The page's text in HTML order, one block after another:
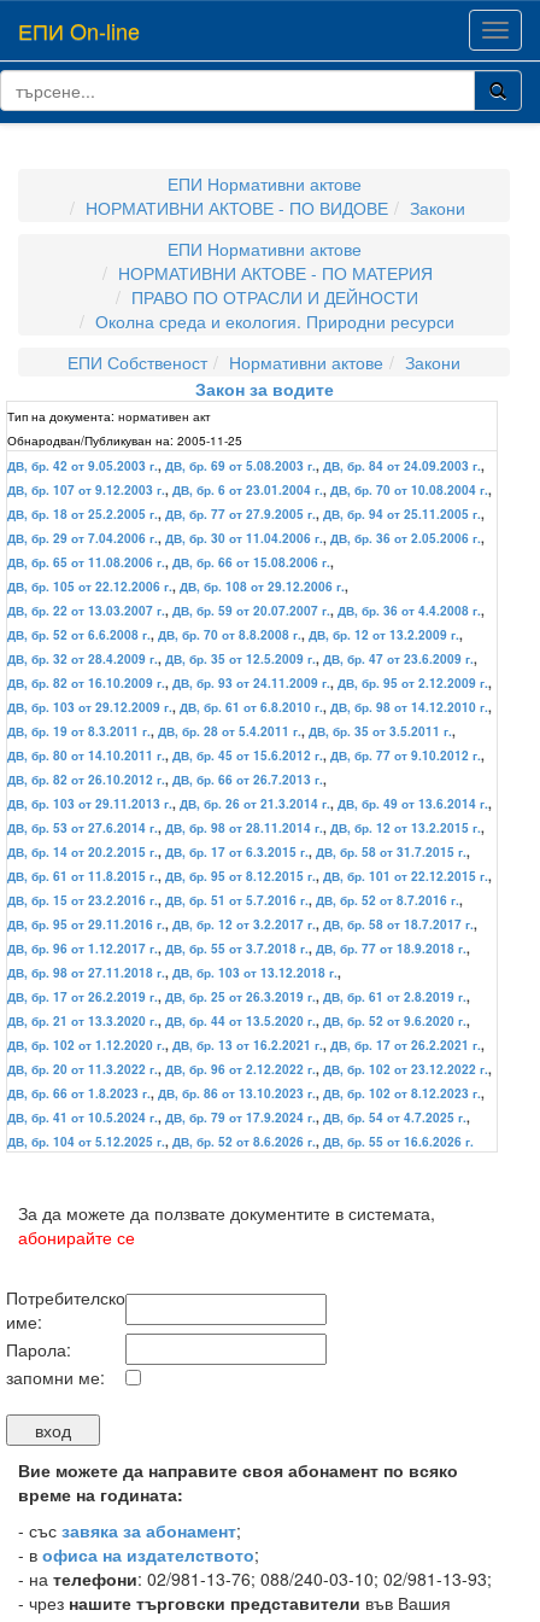
ЕПИ On-line
ЕПИ Нормативни актове
НОРМАТИВНИ АКТОВЕ - ПО ВИДОВЕ
Закони
ЕПИ Нормативни актове
НОРМАТИВНИ АКТОВЕ - ПО МАТЕРИЯ
ПРАВО ПО ОТРАСЛИ И ДЕЙНОСТИ
Околна среда и екология. Природни ресурси
ЕПИ Собственост
Нормативни актове
Закони
Закон за водите
Тип на документа: нормативен акт
Обнародван/Публикуван на: 2005-11-25
ДВ, бр. 42 от 9.05.2003 г., ДВ, бр. 69 от 5.08.2003 г., ДВ, бр. 84 от 24.09.2003 г.,
ДВ, бр. 107 от 9.12.2003 г., ДВ, бр. 6 от 23.01.2004 г., ДВ, бр. 70 от 10.08.2004 г.,
ДВ, бр. 18 от 25.2.2005 г., ДВ, бр. 77 от 27.9.2005 г., ДВ, бр. 94 от 25.11.2005 г.,
ДВ, бр. 29 от 7.04.2006 г., ДВ, бр. 30 от 11.04.2006 г., ДВ, бр. 36 от 2.05.2006 г.,
ДВ, бр. 65 от 11.08.2006 г., ДВ, бр. 66 от 15.08.2006 г.,
ДВ, бр. 105 от 22.12.2006 г., ДВ, бр. 108 от 29.12.2006 г.,
ДВ, бр. 22 от 13.03.2007 г., ДВ, бр. 59 от 20.07.2007 г., ДВ, бр. 36 от 4.4.2008 г.,
ДВ, бр. 52 от 6.6.2008 г., ДВ, бр. 70 от 8.8.2008 г., ДВ, бр. 12 от 13.2.2009 г.,
ДВ, бр. 32 от 28.4.2009 г., ДВ, бр. 35 от 12.5.2009 г., ДВ, бр. 47 от 23.6.2009 г.,
ДВ, бр. 82 от 16.10.2009 г., ДВ, бр. 93 от 24.11.2009 г., ДВ, бр. 95 от 2.12.2009 г.,
ДВ, бр. 103 от 29.12.2009 г., ДВ, бр. 61 от 6.8.2010 г., ДВ, бр. 98 от 14.12.2010 г.,
ДВ, бр. 19 от 8.3.2011 г., ДВ, бр. 28 от 5.4.2011 г., ДВ, бр. 35 от 3.5.2011 г.,
ДВ, бр. 80 от 14.10.2011 г., ДВ, бр. 45 от 15.6.2012 г., ДВ, бр. 77 от 9.10.2012 г.,
ДВ, бр. 82 от 26.10.2012 г., ДВ, бр. 66 от 26.7.2013 г.,
ДВ, бр. 103 от 29.11.2013 г., ДВ, бр. 26 от 21.3.2014 г., ДВ, бр. 49 от 13.6.2014 г.,
ДВ, бр. 53 от 27.6.2014 г., ДВ, бр. 98 от 28.11.2014 г., ДВ, бр. 12 от 13.2.2015 г.,
ДВ, бр. 14 от 20.2.2015 г., ДВ, бр. 17 от 6.3.2015 г., ДВ, бр. 58 от 31.7.2015 г.,
ДВ, бр. 61 от 11.8.2015 г., ДВ, бр. 95 от 8.12.2015 г., ДВ, бр. 101 от 22.12.2015 г.,
ДВ, бр. 15 от 23.2.2016 г., ДВ, бр. 51 от 5.7.2016 г., ДВ, бр. 52 от 8.7.2016 г.,
ДВ, бр. 95 от 29.11.2016 г., ДВ, бр. 12 от 3.2.2017 г., ДВ, бр. 58 от 18.7.2017 г.,
ДВ, бр. 96 от 1.12.2017 г., ДВ, бр. 55 от 3.7.2018 г., ДВ, бр. 77 от 18.9.2018 г.,
ДВ, бр. 98 от 27.11.2018 г., ДВ, бр. 103 от 13.12.2018 г.,
ДВ, бр. 17 от 26.2.2019 г., ДВ, бр. 25 от 26.3.2019 г., ДВ, бр. 61 от 2.8.2019 г.,
ДВ, бр. 21 от 13.3.2020 г., ДВ, бр. 44 от 13.5.2020 г., ДВ, бр. 52 от 9.6.2020 г.,
ДВ, бр. 102 от 1.12.2020 г., ДВ, бр. 13 от 16.2.2021 г., ДВ, бр. 17 от 26.2.2021 г.,
ДВ, бр. 20 от 11.3.2022 г., ДВ, бр. 96 от 2.12.2022 г., ДВ, бр. 102 от 23.12.2022 г.,
ДВ, бр. 66 от 1.8.2023 г., ДВ, бр. 86 от 13.10.2023 г., ДВ, бр. 102 от 8.12.2023 г.,
ДВ, бр. 41 от 10.5.2024 г., ДВ, бр. 79 от 17.9.2024 г., ДВ, бр. 54 от 4.7.2025 г.,
ДВ, бр. 104 от 5.12.2025 г., ДВ, бр. 52 от 8.6.2026 г., ДВ, бр. 55 от 16.6.2026 г.
За да можете да ползвате документите в системата,
абонирайте се
Потребителско
име:
Парола:
запомни ме:
Вие можете да направите своя абонамент по всяко
време на годината:
- със завяка за абонамент;
- в офиса на издателството;
- на телефони: 02/981-13-76; 088/240-03-10; 02/981-13-93;
- чрез нашите търговски представители във Вашия